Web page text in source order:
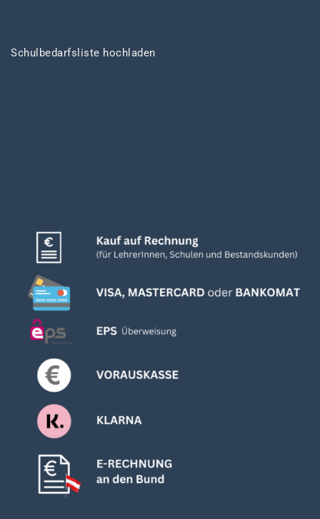
Schulbedarfsliste hochladen